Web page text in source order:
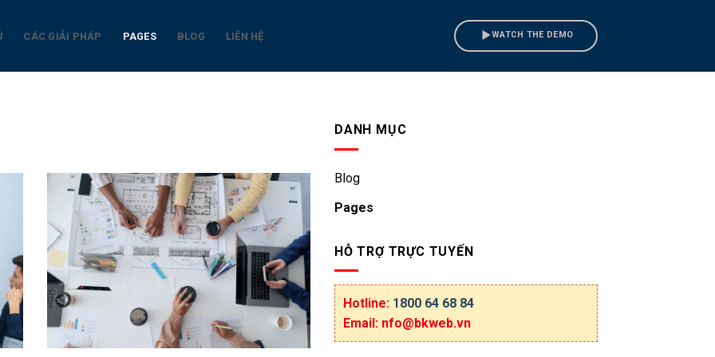
CÁC GIẢI PHÁP PAGES BLOG LIÊN HỆ WATCH THE DEMO
DANH MỤC
Blog
Pages
HỖ TRỢ TRỰC TUYẾN
Hotline: 1800 64 68 84
Email: nfo@bkweb.vn